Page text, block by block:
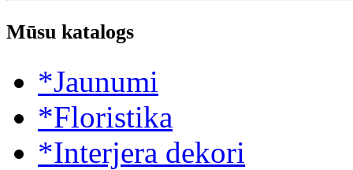
Mūsu katalogs
*Jaunumi
*Floristika
*Interjera dekori